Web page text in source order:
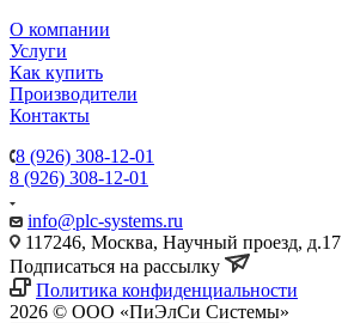
О компании
Услуги
Как купить
Производители
Контакты
8 (926) 308-12-01
8 (926) 308-12-01
info@plc-systems.ru
117246, Москва, Научный проезд, д.17
Подписаться на рассылку
Политика конфиденциальности
2026 © ООО «ПиЭлСи Системы»